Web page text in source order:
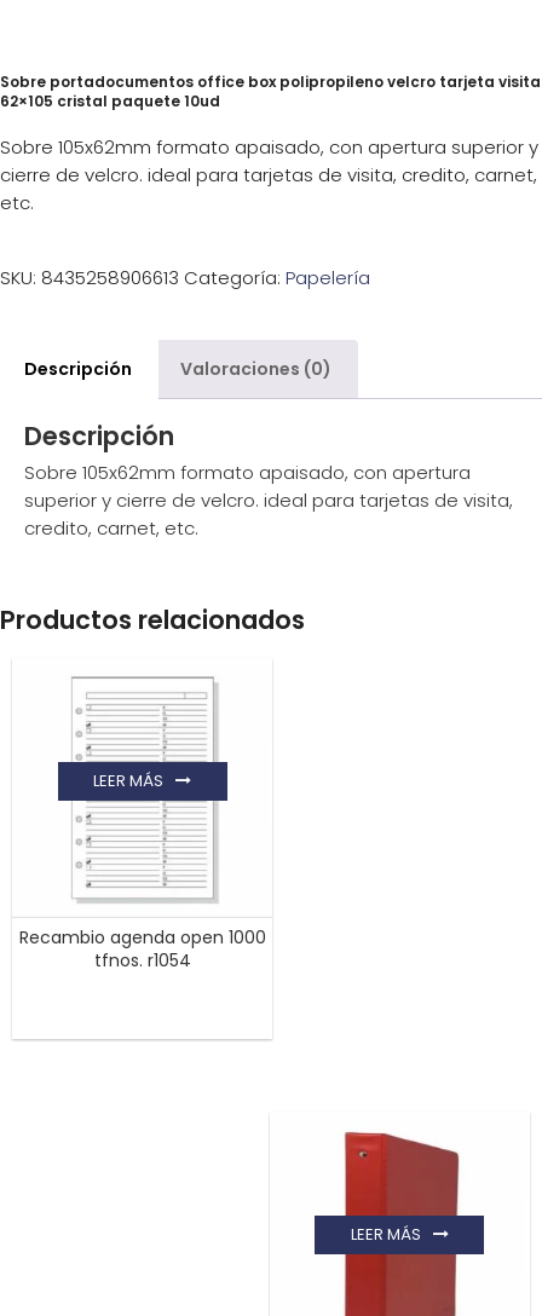
Sobre portadocumentos office box polipropileno velcro tarjeta visita
62×105 cristal paquete 10ud
Sobre 105x62mm formato apaisado, con apertura superior y
cierre de velcro. ideal para tarjetas de visita, credito, carnet,
etc.
SKU: 8435258906613 Categoría: Papelería
Descripción Valoraciones (0)
Descripción
Sobre 105x62mm formato apaisado, con apertura
superior y cierre de velcro. ideal para tarjetas de visita,
credito, carnet, etc.
Productos relacionados
Recambio agenda open 1000
tfnos. r1054
LEER MÁS
LEER MÁS